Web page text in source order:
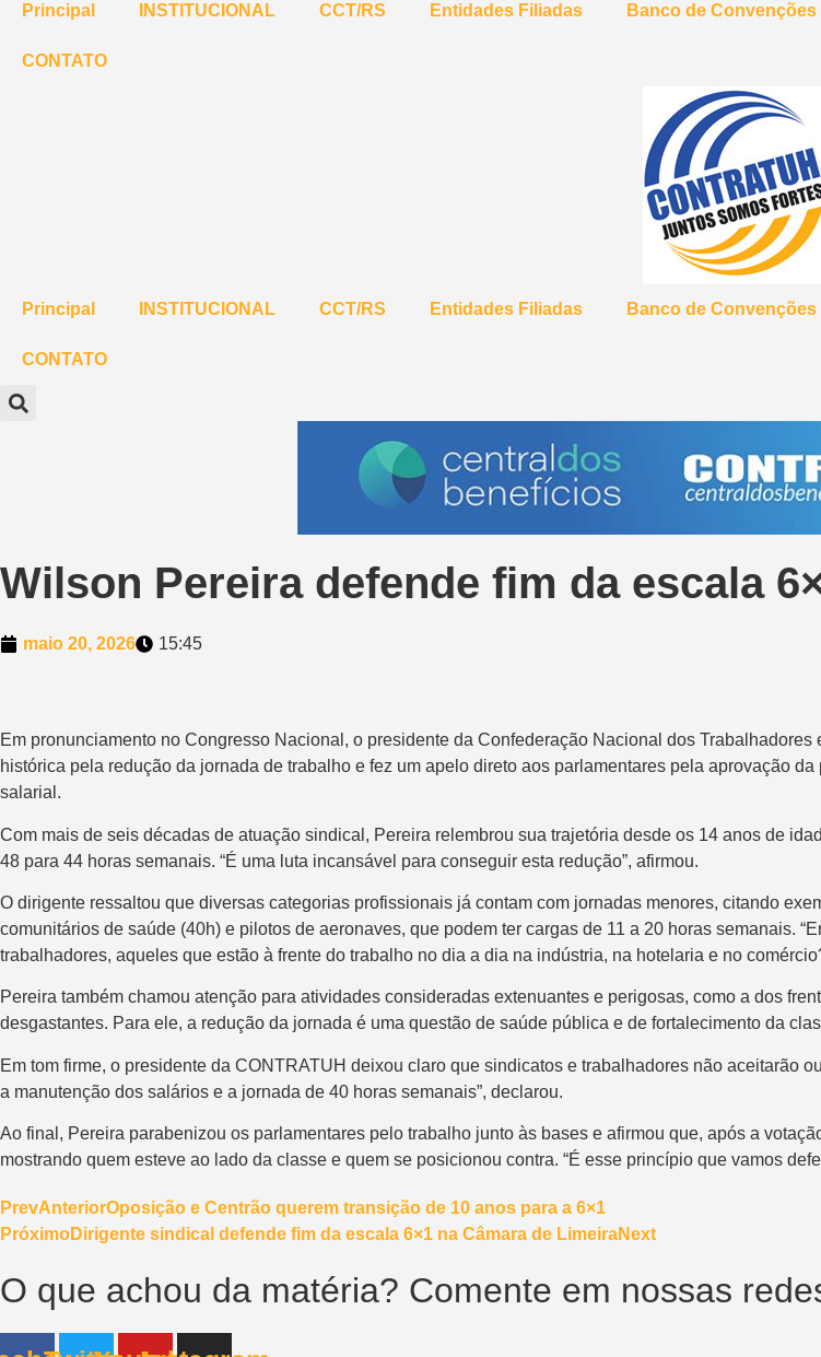
Principal INSTITUCIONAL CCT/RS Entidades Filiadas Banco de Convenções
CONTATO
Principal INSTITUCIONAL CCT/RS Entidades Filiadas Banco de Convenções
CONTATO
Wilson Pereira defende fim da escala
maio 20, 2026 15:45
Em pronunciamento no Congresso Nacional, o presidente da Confederação Nacional dos
histórica pela redução da jornada de trabalho e fez um apelo direto aos parlamentares pela aprovação
salarial.
Com mais de seis décadas de atuação sindical, Pereira relembrou sua trajetória desde os 14 anos de
48 para 44 horas semanais. “É uma luta incansável para conseguir esta redução”, afirmou.
O dirigente ressaltou que diversas categorias profissionais já contam com jornadas menores, citando
comunitários de saúde (40h) e pilotos de aeronaves, que podem ter cargas de 11 a 20 horas semanais.
trabalhadores, aqueles que estão à frente do trabalho no dia a dia na indústria, na hotelaria e no
Pereira também chamou atenção para atividades consideradas extenuantes e perigosas, como a dos
desgastantes. Para ele, a redução da jornada é uma questão de saúde pública e de fortalecimento da
Em tom firme, o presidente da CONTRATUH deixou claro que sindicatos e trabalhadores não aceitarão
a manutenção dos salários e a jornada de 40 horas semanais”, declarou.
Ao final, Pereira parabenizou os parlamentares pelo trabalho junto às bases e afirmou que, após a
mostrando quem esteve ao lado da classe e quem se posicionou contra. “É esse princípio que vamos
PrevAnteriorOposição e Centrão querem transição de 10 anos para a 6×1
PróximoDirigente sindical defende fim da escala 6×1 na Câmara de LimeiraNext
O que achou da matéria? Comente em nossas